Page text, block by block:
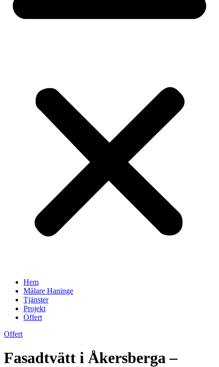
Hem
Målare Haninge
Tjänster
Projekt
Offert
Offert
Fasadtvätt i Åkersberga –